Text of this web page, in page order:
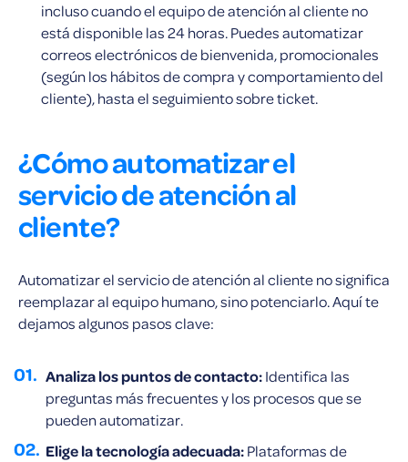
incluso cuando el equipo de atención al cliente no
está disponible las 24 horas. Puedes automatizar
correos electrónicos de bienvenida, promocionales
(según los hábitos de compra y comportamiento del
cliente), hasta el seguimiento sobre ticket.
¿Cómo automatizar el
servicio de atención al
cliente?
Automatizar el servicio de atención al cliente no significa
reemplazar al equipo humano, sino potenciarlo. Aquí te
dejamos algunos pasos clave:
Analiza los puntos de contacto:Identifica las
preguntas más frecuentes y los procesos que se
pueden automatizar.
Elige la tecnología adecuada:Plataformas de